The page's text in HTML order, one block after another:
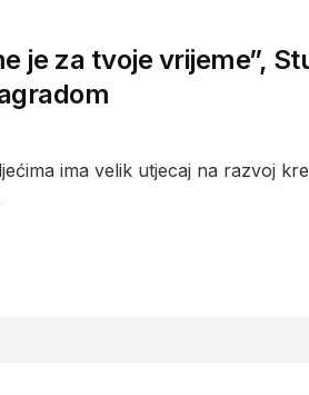
je za tvoje vrijeme”,
ima velik utjecaj na razvoj